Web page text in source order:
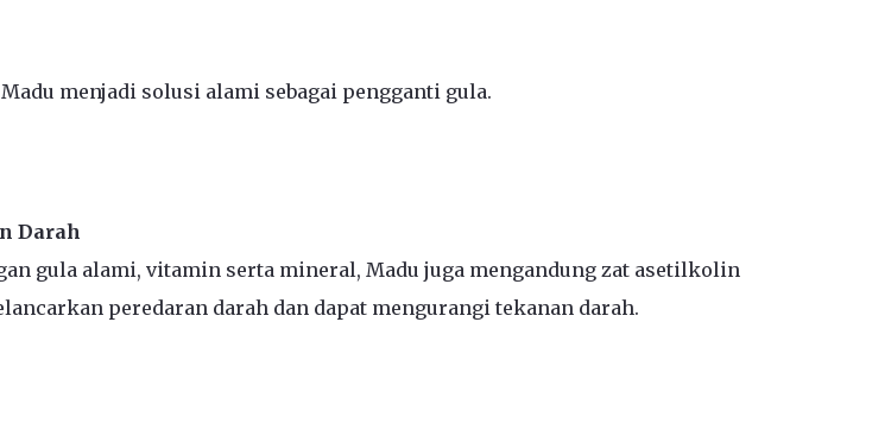
menjadi solusi alami sebagai pengganti gula.
Darah
gula alami, vitamin serta mineral, Madu juga mengandung zat asetilkolin
peredaran darah dan dapat mengurangi tekanan darah.